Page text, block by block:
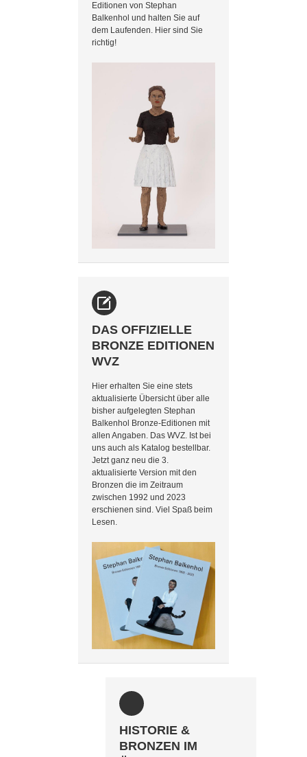
Editionen von Stephan
Balkenhol und halten Sie auf
dem Laufenden. Hier sind Sie
richtig!
DAS OFFIZIELLE
BRONZE EDITIONEN
WVZ
Hier erhalten Sie eine stets
aktualisierte Übersicht über alle
bisher aufgelegten Stephan
Balkenhol Bronze-Editionen mit
allen Angaben. Das WVZ. Ist bei
uns auch als Katalog bestellbar.
Jetzt ganz neu die 3.
aktualisierte Version mit den
Bronzen die im Zeitraum
zwischen 1992 und 2023
erschienen sind. Viel Spaß beim
Lesen.
HISTORIE &
BRONZEN IM